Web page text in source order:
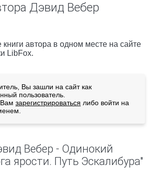
Дэвид Вебер
автора в одном месте на сайте
LibFox.
Вы зашли на сайт как
пользователь.
зарегистрироваться либо войти на
Вебер - Одинокий
ярости. Путь Эскалибура"